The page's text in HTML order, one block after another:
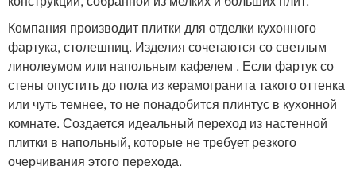
Компания производит плитки для отделки кухонного
фартука, столешниц. Изделия сочетаются со светлым
линолеумом или напольным кафелем . Если фартук со
стены опустить до пола из керамогранита такого оттенка
или чуть темнее, то не понадобится плинтус в кухонной
комнате. Создается идеальный переход из настенной
плитки в напольный, которые не требует резкого
очерчивания этого перехода.